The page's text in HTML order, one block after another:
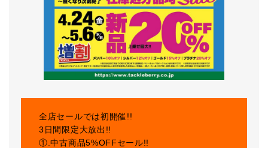
全店セールでは初開催!!
3日間限定大放出!!
①.中古商品5%OFFセール!!